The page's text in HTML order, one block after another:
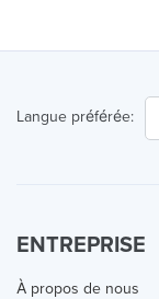
Langue préférée:
ENTREPRISE
À propos de nous